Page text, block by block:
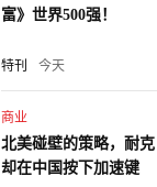
富》世界500强！
特刊 今天
商业
北美碰壁的策略，耐克
却在中国按下加速键